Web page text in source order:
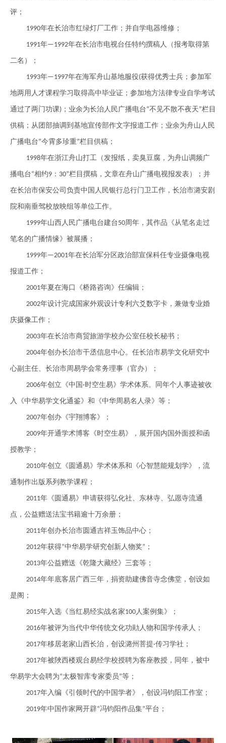
评；
1990年在长治市红绿灯厂工作；并自学电器维修 ；
1991年—1992年在长治市电视台任特约撰稿人（报考取得第
二名）；
1993年—1997年在海军舟山基地服役(获得优秀士兵；参加军
地两用人才课程学习取得高中毕业证；参加地方法律专业自学考试
通过了两门功课) ；业余为长治人民广播电台“不见不散不夜天”栏目
供稿；从团部抽调到基地宣传部作文字报道工作；业余为舟山人民
广播电台“今霄多珍重”栏目供稿；
1998年在浙江舟山打工（发报纸，卖臭豆腐，为舟山调频广
播电台“相约9 ： 30”栏目撰稿，文章在舟山广播电视报发表）；并
在长治市保安公司负责中国人民银行总行门卫工作，长治市潞安剧
院和南垂驾校放映组等单位工作。
1999年山西人民广播电台建台50 周年，其作品《从笔名走过
笔名的广播情缘》被展播；
1999年—2001年在长治军分区政治部宣保科任专业摄像电视
报道工作；
2001年夏在海口《桥路咨询》任编辑；
2002年设计完成国家外观设计专利六爻数字卡，兼做专业婚
庆摄像工作；
2003年在长治市商贸旅游学校办公室任校长秘书；
2004年创办长治市干丞信息中心。任长治市易学文化研究中
心副主任、长治市周易学会常务理事（官办）；
2006年创立《中国 · 时空生易》学术体系。同年个人事迹被收
入《中华易学文化通鉴》和《中华周易名人录》等；
2007年创办《宇翔博客》；
2009年开通学术博客《时空生易》，展开国内国外面授和函
授教学；
2010年创立《圆通易》学术体系和《心智慧能规划学》，流
通制作出版系列教学课程；
2011年《圆通易》申请获得弘化社、东林寺、弘愿寺流通
点，公益赠送法宝书籍逾十万余册；
2011年创办长治市圆通吉祥玉饰品中心；
2012年获得“中华易学研究创新人物奖” ；
2013年公益赠送《乾 隆大藏经》三套等；
2014年年底客居广西三年，捐资助建佛音寺念佛堂，创设如
是阁；
2015年入选《当红易经实战名家100 人案例集》；
2016年被评为当代中华传统文化功勛人物和国学传承人；
2017年移居老家山西长治，创设潞州菩提·传习学社；
2017年被陜西楼观台易经学校授聘为客座教授，同年，被中
华易学大会聘为“太极智库专家委员”等；
2017年入编《引领时代的中国学者》，创设冯钧阳工作室；
2019年中国作家网开辟“冯钧阳作品集”平台 ；